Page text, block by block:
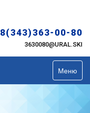
8(343)363-00-80
3630080@URAL.SKI
Меню